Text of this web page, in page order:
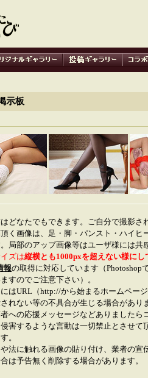
示板
はどなたでもできます。ご自分で撮影さ
頂く画像は、足・脚・パンスト・ハイ
局部のアップ画像等はユーザ様には共
ズは縦横とも1000pxを超えない様にし
報の取得に対応しています（Photoshop
すのでご注意下さい）。
はURL（http://から始まるホームペー
れない等の不具合が生じる場合があり
者への応援メッセージなどありました
害するような言動は一切禁止とさせ
。
法に触れる画像の貼り付け、業者の
は予告無く削除する場合があります。